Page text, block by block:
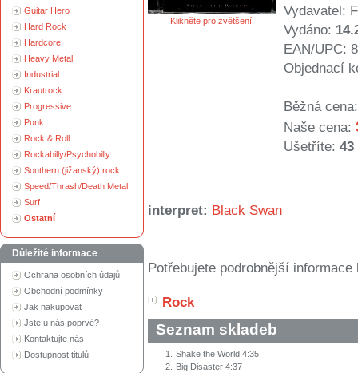
Guitar Hero
Hard Rock
Hardcore
Heavy Metal
Industrial
Krautrock
Progressive
Punk
Rock & Roll
Rockabilly/Psychobilly
Southern (jižanský) rock
Speed/Thrash/Death Metal
Surf
Ostatní
Důležité informace
Ochrana osobních údajů
Obchodní podmínky
Jak nakupovat
Jste u nás poprvé?
Kontaktujte nás
Dostupnost titulů
Klikněte pro zvětšení.
Vydavatel:
Vydáno:
EAN/UPC:
Objednací
Běžná cena:
Naše cena:
Ušetříte: 43
interpret: Black Swan
Potřebujete podrobnější
Rock
Seznam skladeb
1.
Shake the World 4:35
2.
Big Disaster 4:37